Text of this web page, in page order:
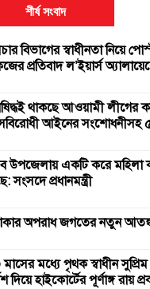
শীর্ষ সংবাদ
বিভাগের স্বাধীনতা নিয়ে
প্রতিবাদ ল’ইয়ার্স
থাকছে আওয়ামী লীগের
আইনের সংশোধনীসহ
উপজেলায় একটি করে মহিলা
সংসদে প্রধানমন্ত্রী
অপরাধ জগতের নতুন
মধ্যে পৃথক স্বাধীন
দিয়ে হাইকোর্টের পূর্ণাঙ্গ রায়